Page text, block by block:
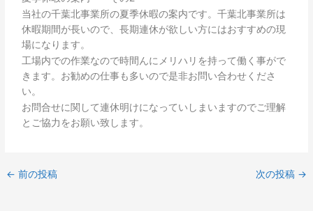
当社の千葉北事業所の夏季休暇の案内です。千葉北事業所は
休暇期間が長いので、長期連休が欲しい方にはおすすめの現
場になります。
工場内での作業なので時間んにメリハリを持って働く事がで
きます。お勧めの仕事も多いので是非お問い合わせくださ
い。
お問合せに関して連休明けになっていしまいますのでご理解
とご協力をお願い致します。
← 前の投稿 次の投稿 →